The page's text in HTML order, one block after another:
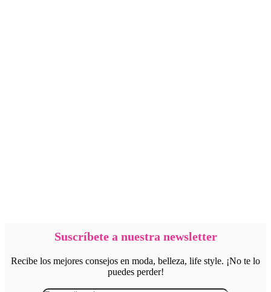
Suscríbete a nuestra newsletter
Recibe los mejores consejos en moda, belleza, life style. ¡No te lo
puedes perder!